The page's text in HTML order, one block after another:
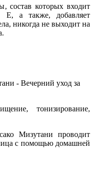
состав которых входит
Е, а также, добавляет
никогда не выходит на
тонизирование,
Мизутани проводит
с помощью домашней